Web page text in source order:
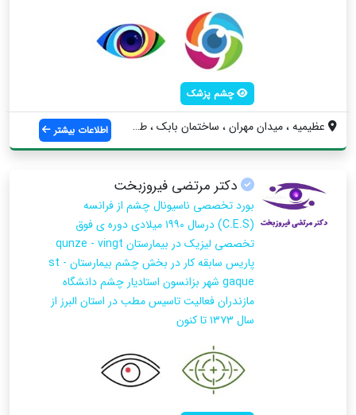
چشم پزشک
عظیمیه ، میدان مهران ، ساختمان بابک ، طب... اطلاعات بیشتر
دکتر مرتضی فیروزبخت
بورد تخصصی ناسیونال چشم از فرانسه
(C.E.S) درسال ۱۹۹۰ میلادی دوره ی فوق
تخصصی لیزیک در بیمارستان qunze - vingt
پاریس سابقه کار در بخش چشم بیمارستان st -
gaque شهر بزانسون استادیار چشم دانشگاه
مازندران فعالیت تاسیس مطب در استان البرز از
سال ۱۳۷۳ تا کنون